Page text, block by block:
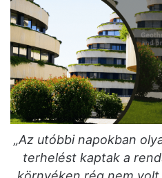
„Az utóbbi napokban
terhelést kaptak a